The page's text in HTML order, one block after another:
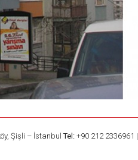
Şişli – İstanbulTel:+90 212 2336961 |